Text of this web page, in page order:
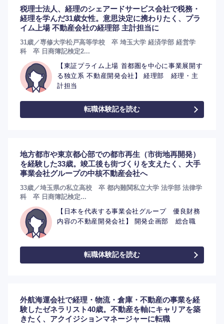
税理士法人、経理のシェアードサービス会社で税務・
経理を学んだ31歳女性。意思決定に携わりたく、プラ
イム上場 不動産会社の経理部 主計担当に
31歳／専修大学松戸高等学校 卒 埼玉大学 経済学部 経営学
科 卒 日商簿記検定2...
【東証プライム上場 首都圏を中心に事業展開す
る独立系 不動産開発会社】 経理部 経理・主
計担当
転職体験記を読む
地方都市や東京都心部での都市再生（市街地再開発）
を経験した33歳。竣工後も街づくりを支えたく、大手
事業会社グループの中核不動産会社へ
33歳／埼玉県の私立高校 卒 都内難関私立大学 法学部 法律学
科 卒 日商簿記検定...
【日本を代表する事業会社グループ 優良財務
内容の不動産開発会社】 開発企画部 総合職
転職体験記を読む
外航海運会社で経理・物流・倉庫・不動産の事業を経
験したゼネラリスト40歳。不動産を軸にキャリアを築
きたく、アクイジションマネージャーに転職